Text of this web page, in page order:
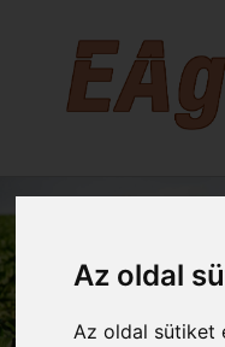
Az oldal
Az oldal sütiket